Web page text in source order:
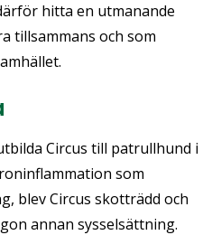
hitta en utmanande
tillsammans och som
Circus till patrullhund i
som
blev Circus skotträdd och
annan sysselsättning.